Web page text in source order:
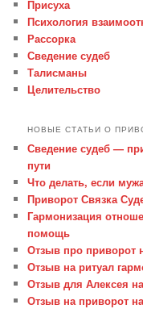
Присуха
Психология
Рассорка
Сведение судеб
Талисманы
Целительство
НОВЫЕ СТАТЬИ О
Сведение судеб —
пути
Что делать, если
Приворот Связка
Гармонизация
помощь
Отзыв про приворот
Отзыв на ритуал
Отзыв для Алексея
Отзыв на приворот